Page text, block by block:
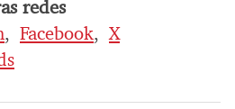
redes
, Facebook,X